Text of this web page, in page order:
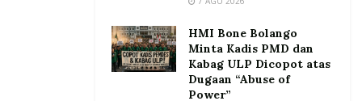
HMI Bone Bolango
Minta Kadis PMD dan
Kabag ULP Dicopot atas
Dugaan “Abuse of
Power”